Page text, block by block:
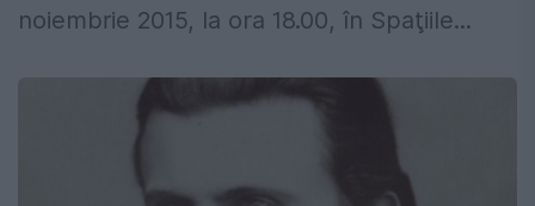
noiembrie 2015, la ora 18.00, în Spaţiile...